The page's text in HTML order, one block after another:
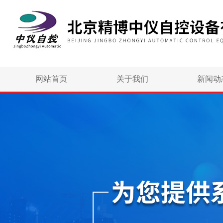
网站首页 关于我们 新闻动